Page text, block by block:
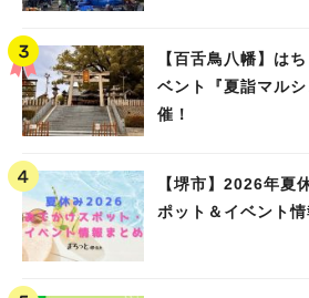
【百舌鳥八幡】は
ベント『夏詣マル
催！
【堺市】2026年夏
ポット＆イベント情